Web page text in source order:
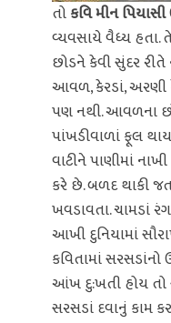
તોકવિ મીન પિયાસી
વ્યવસાયે વૈધ્ય
છોડને કેવી સુંદર
આવળ, કેરડાં, અરણી
પણ નથી. આવળના
પાંખડીવાળાં ફૂલ
વાટીને પાણીમાં
કરે છે. બળદ થાકી
ખવડાવતા. ચામડાં
આખી દુનિયામાં
કવિતામાં
આંખ દુ:ખતી હોય તો
સરસડાં દવાનું કામ